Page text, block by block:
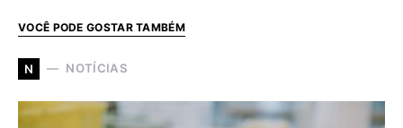
VOCÊ PODE GOSTAR TAMBÉM
N NOTÍCIAS